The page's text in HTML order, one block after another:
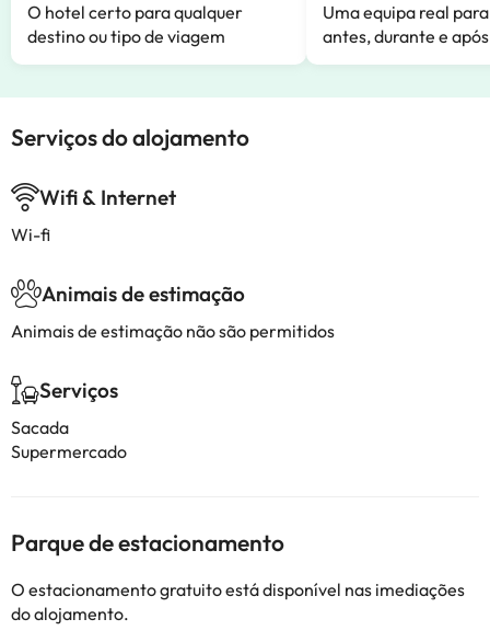
O hotel certo para qualquer
destino ou tipo de viagem
Uma equipa real
antes, durante e
Serviços do alojamento
Wifi & Internet
Wi-fi
Animais de estimação
Animais de estimação não são permitidos
Serviços
Sacada
Supermercado
Parque de estacionamento
O estacionamento gratuito está disponível nas imediações
do alojamento.